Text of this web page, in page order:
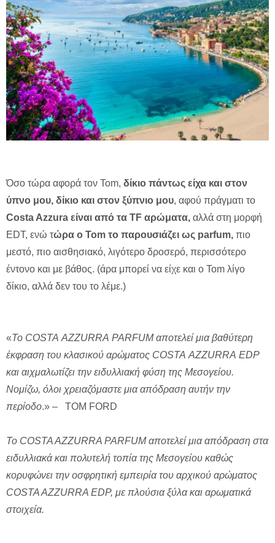
Όσο τώρα αφορά τον Tom, δίκιο πάντως είχα και στον
ύπνο μου, δίκιο και στον ξύπνιο μου, αφού πράγματι το
Costa Azzura είναι από τα TF αρώματα, αλλά στη μορφή
EDT, ενώ τώρα ο Tom το παρουσιάζει ως parfum, πιο
μεστό, πιο αισθησιακό, λιγότερο δροσερό, περισσότερο
έντονο και με βάθος. (άρα μπορεί να είχε και ο Tom λίγο
δίκιο, αλλά δεν του το λέμε.)
«Το COSTA AZZURRA PARFUM αποτελεί μια βαθύτερη
έκφραση του κλασικού αρώματος COSTA AZZURRA EDP
και αιχμαλωτίζει την ειδυλλιακή φύση της Μεσογείου.
Νομίζω, όλοι χρειαζόμαστε μια απόδραση αυτήν την
περίοδο.» – TOM FORD
To COSTA AZZURRA PARFUM αποτελεί μια απόδραση στα
ειδυλλιακά και πολυτελή τοπία της Μεσογείου καθώς
κορυφώνει την οσφρητική εμπειρία του αρχικού αρώματος
COSTA AZZURRA EDP, με πλούσια ξύλα και αρωματικά
στοιχεία.